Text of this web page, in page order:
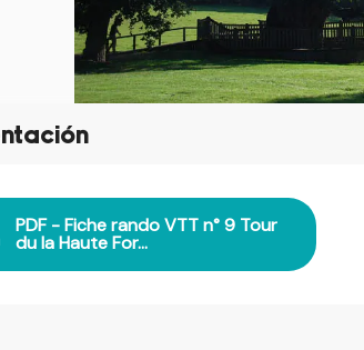
PDF - Fiche rando VTT n° 9 Tour
du la Haute For...